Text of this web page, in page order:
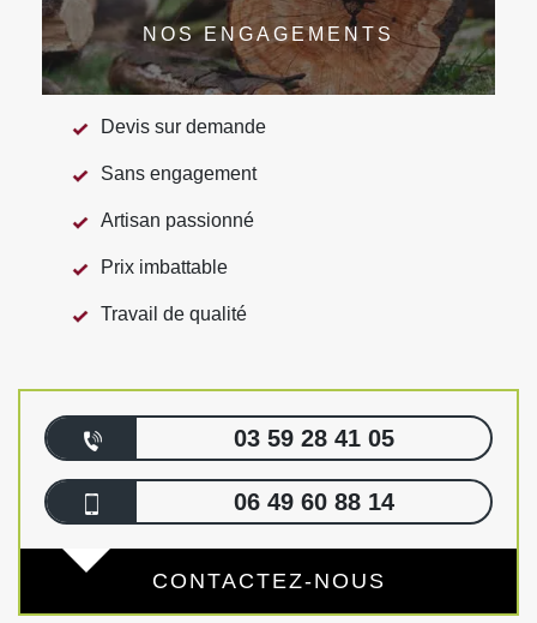
NOS ENGAGEMENTS
Devis sur demande
Sans engagement
Artisan passionné
Prix imbattable
Travail de qualité
03 59 28 41 05
06 49 60 88 14
CONTACTEZ-NOUS